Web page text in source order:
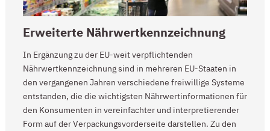
Erweiterte Nährwertkennzeichnung
In Ergänzung zu der EU-weit verpflichtenden
Nährwertkennzeichnung sind in mehreren EU-Staaten in
den vergangenen Jahren verschiedene freiwillige Systeme
entstanden, die die wichtigsten Nährwertinformationen für
den Konsumenten in vereinfachter und interpretierender
Form auf der Verpackungsvorderseite darstellen. Zu den